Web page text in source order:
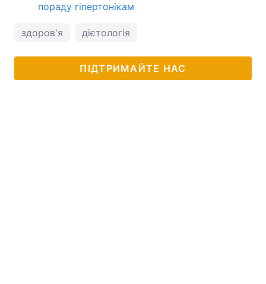
пораду гіпертонікам
здоров'я дієтологія
ПІДТРИМАЙТЕ НАС